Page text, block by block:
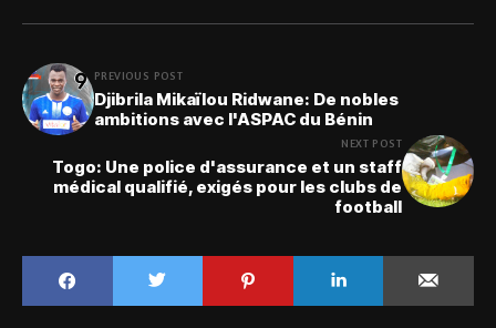
PREVIOUS POST
Djibrila Mikaïlou Ridwane: De nobles
ambitions avec l'ASPAC du Bénin
NEXT POST
Togo: Une police d'assurance et un staff
médical qualifié, exigés pour les clubs de
football